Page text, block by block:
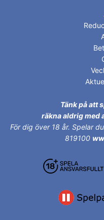
Tänk på att
räkna aldrig med
För dig över 18 år. Spelar
819100